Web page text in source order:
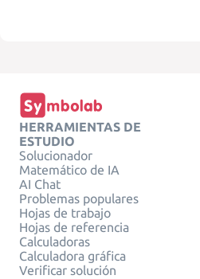
HERRAMIENTAS DE
ESTUDIO
Solucionador
Matemático de IA
AI Chat
Problemas populares
Hojas de trabajo
Hojas de referencia
Calculadoras
Calculadora gráfica
Verificar solución